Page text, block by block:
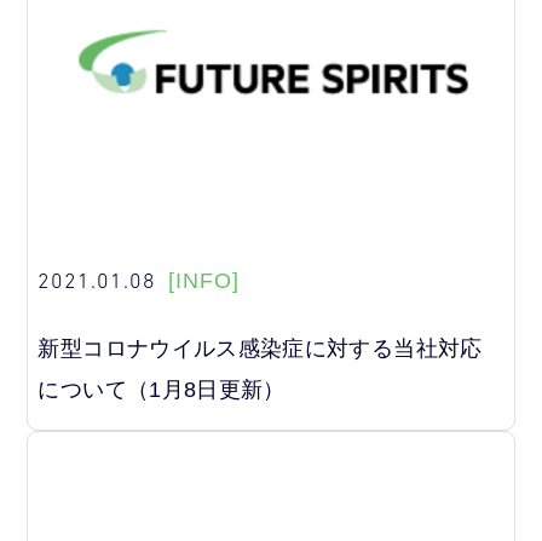
2021.01.08 [INFO]
新型コロナウイルス感染症に対する当社対応
について（1月8日更新）